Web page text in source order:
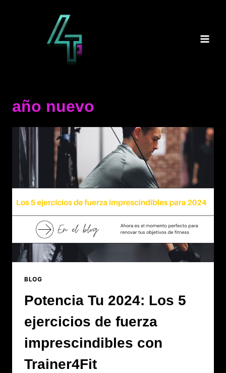
año nuevo
BLOG
Potencia Tu 2024: Los 5
ejercicios de fuerza
imprescindibles con
Trainer4Fit